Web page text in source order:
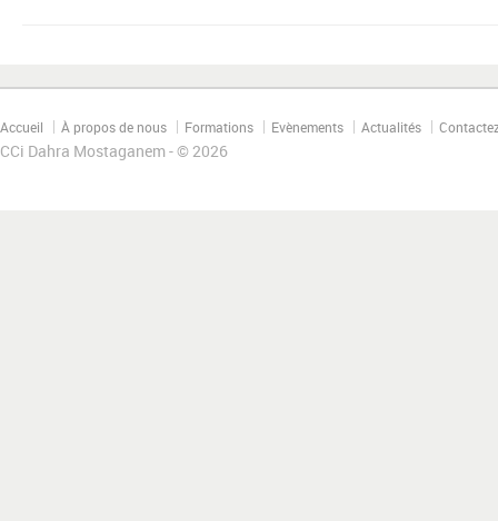
Accueil À propos de nous Formations Evènements Actualités
CCi Dahra Mostaganem - © 2026